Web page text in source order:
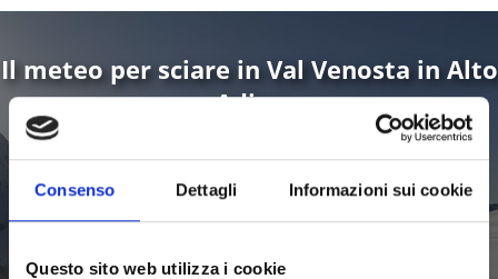
Consenso Dettagli Informazioni sui cookie
Questo sito web utilizza i cookie
Il meteo per sciare in Val Venosta in Alto
Adige